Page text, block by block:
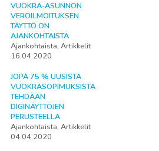
VUOKRA-ASUNNON
VEROILMOITUKSEN
TÄYTTÖ ON
AJANKOHTAISTA
Ajankohtaista, Artikkelit
16.04.2020
JOPA 75 % UUSISTA
VUOKRASOPIMUKSISTA
TEHDÄÄN
DIGINÄYTTÖJEN
PERUSTEELLA.
Ajankohtaista, Artikkelit
04.04.2020